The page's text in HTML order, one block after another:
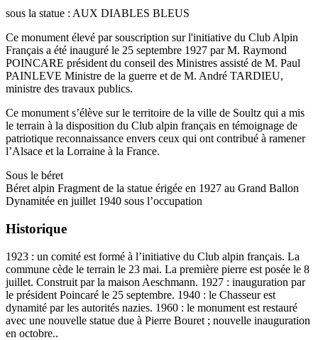
sous la statue : AUX DIABLES BLEUS
Ce monument élevé par souscription sur l'initiative du Club Alpin
Français a été inauguré le 25 septembre 1927 par M. Raymond
POINCARE président du conseil des Ministres assisté de M. Paul
PAINLEVE Ministre de la guerre et de M. André TARDIEU,
ministre des travaux publics.
Ce monument s’élève sur le territoire de la ville de Soultz qui a mis
le terrain à la disposition du Club alpin français en témoignage de
patriotique reconnaissance envers ceux qui ont contribué à ramener
l’Alsace et la Lorraine à la France.
Sous le béret
Béret alpin Fragment de la statue érigée en 1927 au Grand Ballon
Dynamitée en juillet 1940 sous l’occupation
Historique
1923 : un comité est formé à l’initiative du Club alpin français. La
commune cède le terrain le 23 mai. La première pierre est posée le 8
juillet. Construit par la maison Aeschmann. 1927 : inauguration par
le président Poincaré le 25 septembre. 1940 : le Chasseur est
dynamité par les autorités nazies. 1960 : le monument est restauré
avec une nouvelle statue due à Pierre Bouret ; nouvelle inauguration
en octobre..